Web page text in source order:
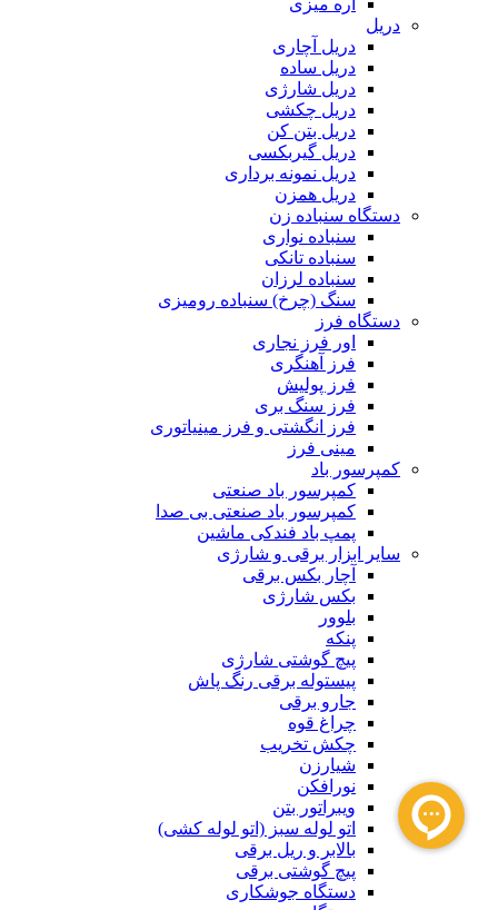
دریل
دریل آچاری
دریل ساده
دریل شارژی
دریل چکشی
دریل بتن کن
دریل گیربکسی
دریل نمونه برداری
دریل همزن
دستگاه سنباده زن
سنباده نواری
سنباده تانکی
سنباده لرزان
سنگ (چرخ) سنباده رومیزی
دستگاه فرز
اور فرز نجاری
فرز آهنگری
فرز پولیش
فرز سنگ بری
فرز انگشتی و فرز مینیاتوری
مینی فرز
کمپرسور باد
کمپرسور باد صنعتی
کمپرسور باد صنعتی بی صدا
پمپ باد فندکی ماشین
سایر ابزار برقی و شارژی
آچار بکس برقی
بکس شارژی
بلوور
پنکه
پیچ گوشتی شارژی
پیستوله برقی رنگ پاش
جارو برقی
چراغ قوه
چکش تخریب
شیارزن
نورافکن
ویبراتور بتن
اتو لوله سبز (اتو لوله کشی)
بالابر و ریل برقی
پیچ گوشتی برقی
دستگاه جوشکاری